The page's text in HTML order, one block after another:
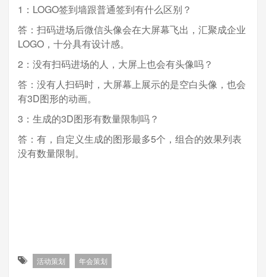
1：LOGO签到墙跟普通签到有什么区别？
答：扫码进场后微信头像会在大屏幕飞出，汇聚成企业
LOGO，十分具有设计感。
2：没有扫码进场的人，大屏上也会有头像吗？
答：没有人扫码时，大屏幕上展示的是空白头像，也会
有3D图形的动画。
3：生成的3D图形有数量限制吗？
答：有，自定义生成的图形最多5个，组合的效果列表
没有数量限制。
活动策划 年会策划